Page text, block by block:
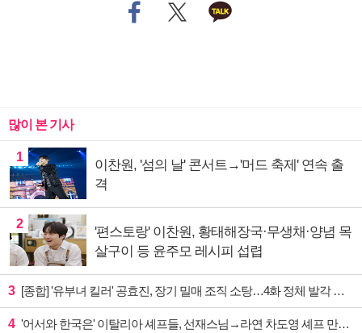
많이 본 기사
1
이찬원, '섬의 날' 콘서트→'머드 축제' 연속 출
격
2
'편스토랑' 이찬원, 황태해장국·무생채·양념 목
살구이 등 윤주모 레시피 섭렵
3 [종합] '유부녀 킬러' 공효진, 장기 밀매 조직 소탕…4화 정체 발각 위기 예고
4 '어서와 한국은' 이탈리아 셰프들, 선재스님→라연 차도영 셰프 만난다